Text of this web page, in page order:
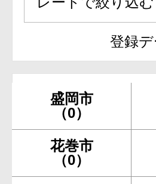
登録
盛岡市
（0）
花巻市
（0）